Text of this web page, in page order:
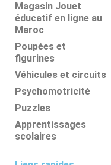
Magasin Jouet
éducatif en ligne au
Maroc
Poupées et
figurines
Véhicules et circuits
Psychomotricité
Puzzles
Apprentissages
scolaires